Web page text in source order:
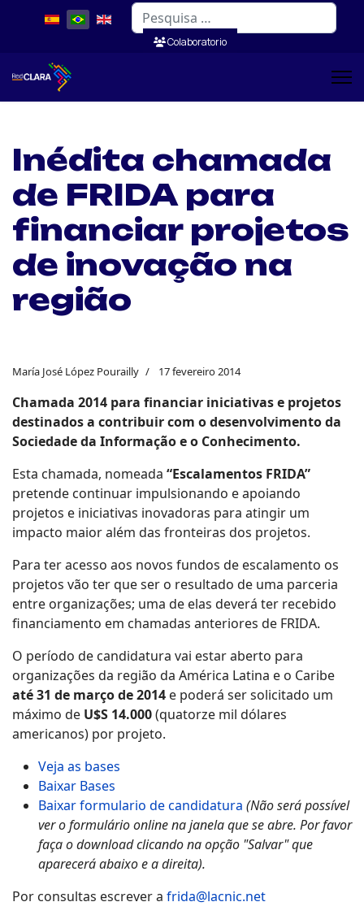
Pesquisar
Colaboratorio
Inédita chamada
de FRIDA para
financiar projetos
de inovação na
região
María José López Pourailly 17 fevereiro 2014
Chamada 2014 para financiar iniciativas e projetos
destinados a contribuir com o desenvolvimento da
Sociedade da Informação e o Conhecimento.
Esta chamada, nomeada “Escalamentos FRIDA”
pretende continuar impulsionando e apoiando
projetos e iniciativas inovadoras para atingir um
impacto maior além das fronteiras dos projetos.
Para ter acesso aos novos fundos de escalamento os
projetos vão ter que ser o resultado de uma parceria
entre organizações; uma de elas deverá ter recebido
financiamento em chamadas anteriores de FRIDA.
O período de candidatura vai estar aberto para
organizações da região da América Latina e o Caribe
até 31 de março de 2014 e poderá ser solicitado um
máximo de U$S 14.000(quatorze mil dólares
americanos) por projeto.
Veja as bases
Baixar Bases
Baixar formulario de candidatura (Não será possível
ver o formulário online na janela que se abre. Por favor
faça o download clicando na opção "Salvar" que
aparecerá abaixo e a direita).
Por consultas escrever a frida@lacnic.net